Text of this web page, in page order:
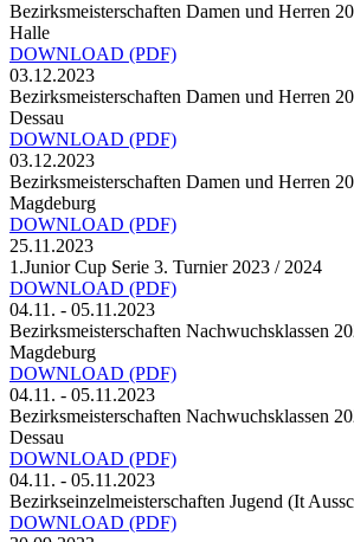
Bezirksmeisterschaften Damen und Herren
Halle
DOWNLOAD (PDF)
03.12.2023
Bezirksmeisterschaften Damen und Herren
Dessau
DOWNLOAD (PDF)
03.12.2023
Bezirksmeisterschaften Damen und Herren
Magdeburg
DOWNLOAD (PDF)
25.11.2023
1.Junior Cup Serie 3. Turnier 2023 / 2024
DOWNLOAD (PDF)
04.11. - 05.11.2023
Bezirksmeisterschaften Nachwuchsklassen
Magdeburg
DOWNLOAD (PDF)
04.11. - 05.11.2023
Bezirksmeisterschaften Nachwuchsklassen
Dessau
DOWNLOAD (PDF)
04.11. - 05.11.2023
Bezirkseinzelmeisterschaften Jugend (It
DOWNLOAD (PDF)